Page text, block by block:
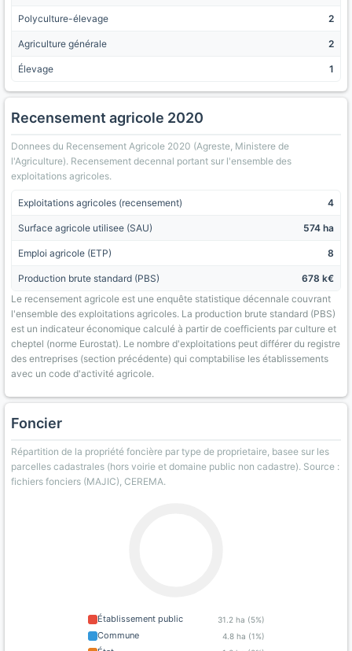
Polyculture-élevage 2
Agriculture générale 2
Élevage 1
Recensement agricole 2020
Donnees du Recensement Agricole 2020 (Agreste, Ministere de
l'Agriculture). Recensement decennal portant sur l'ensemble des
exploitations agricoles.
Exploitations agricoles (recensement) 4
Surface agricole utilisee (SAU) 574 ha
Emploi agricole (ETP) 8
Production brute standard (PBS)
678 k€
Le recensement agricole est une enquête statistique décennale couvrant
l'ensemble des exploitations agricoles. La production brute standard (PBS)
est un indicateur économique calculé à partir de coefficients par culture et
cheptel (norme Eurostat). Le nombre d'exploitations peut différer du registre
des entreprises (section précédente) qui comptabilise les établissements
avec un code d'activité agricole.
Foncier
Répartition de la propriété foncière par type de proprietaire, basee sur les
parcelles cadastrales (hors voirie et domaine public non cadastre). Source :
fichiers fonciers (MAJIC), CEREMA.
Établissement public 31.2 ha (5%)
Commune 4.8 ha (1%)